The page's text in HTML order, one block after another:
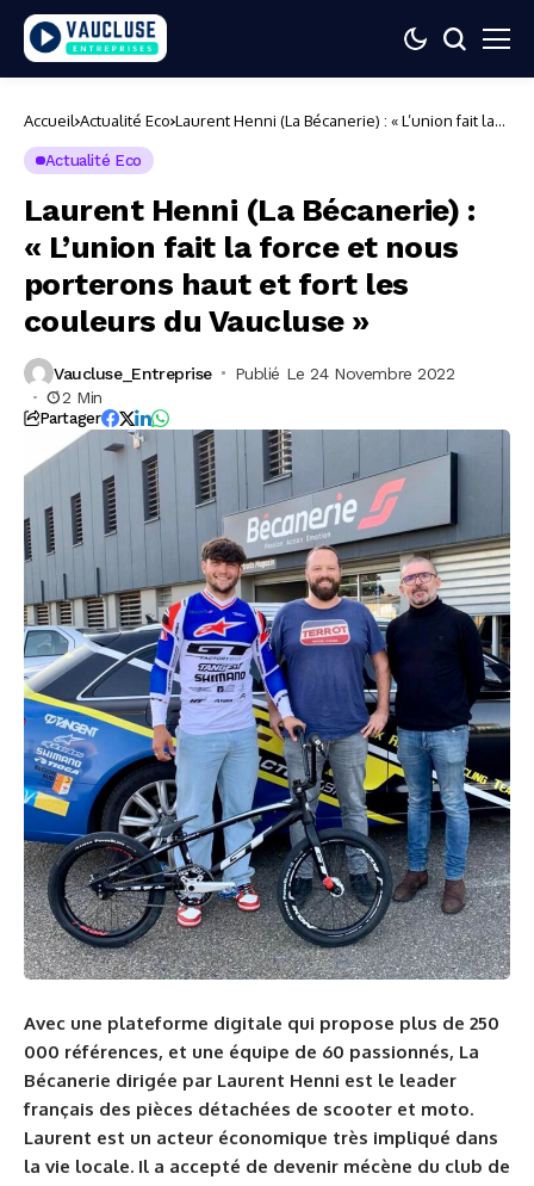
Accueil Actualité Eco Laurent Henni (La Bécanerie) : « L’union fait la
Actualité Eco
Laurent Henni (La Bécanerie) :
« L’union fait la force et nous
porterons haut et fort les
couleurs du Vaucluse »
Vaucluse_Entreprise
Publié Le 24 Novembre 2022
2 Min
Partager
Avec une plateforme digitale qui propose plus de 250
000 références, et une équipe de 60 passionnés, La
Bécanerie dirigée par Laurent Henni est le leader
français des pièces détachées de scooter et moto.
Laurent est un acteur économique très impliqué dans
la vie locale. Il a accepté de devenir mécène du club de